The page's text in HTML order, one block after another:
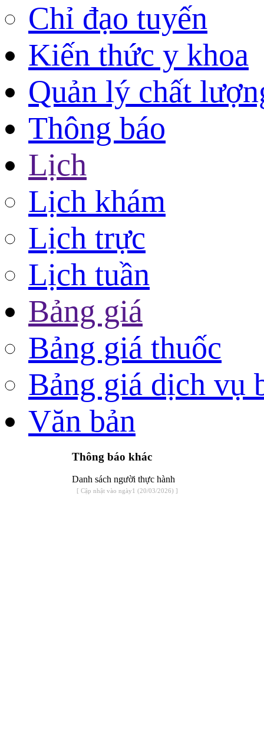
Chỉ đạo tuyến
Kiến thức y khoa
Quản lý chất
Thông báo
Lịch
Lịch khám
Lịch trực
Lịch tuần
Bảng giá
Bảng giá thuốc
Bảng giá dịch vụ
Văn bản
Thông báo khác
Danh sách người thực hành
[ Cập nhật vào ngày1 (20/03/2026) ]